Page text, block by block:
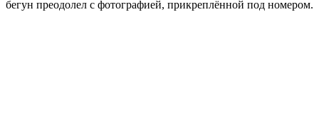
бегун преодолел с фотографией, прикреплённой под номером.